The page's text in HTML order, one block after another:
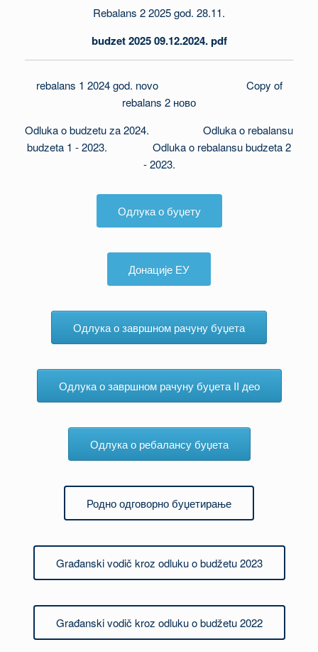
Rebalans 2 2025 god. 28.11.
budzet 2025 09.12.2024. pdf
rebalans 1 2024 god. novo
Copy of
rebalans 2 ново
Odluka o budzetu za 2024.
Odluka o rebalansu
budzeta 1 - 2023.
Odluka o rebalansu budzeta 2
- 2023.
Одлука о буџету
Донације ЕУ
Одлука о завршном рачуну буџета
Одлука о завршном рачуну буџета II део
Одлука о ребалансу буџета
Родно одговорно буџетирање
Građanski vodič kroz odluku o budžetu 2023
Građanski vodič kroz odluku o budžetu 2022